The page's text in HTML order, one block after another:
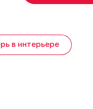
в интерьере